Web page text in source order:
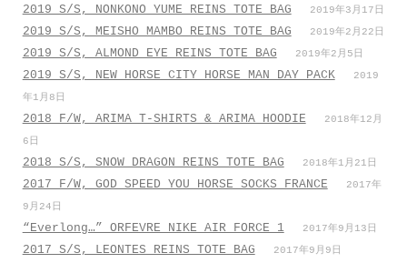
2019 S/S, NONKONO YUME REINS TOTE BAG 2019年3月17日
2019 S/S, MEISHO MAMBO REINS TOTE BAG 2019年2月22日
2019 S/S, ALMOND EYE REINS TOTE BAG 2019年2月5日
2019 S/S, NEW HORSE CITY HORSE MAN DAY PACK
2019
年1月8日
2018 F/W, ARIMA T-SHIRTS & ARIMA HOODIE
2018年12月
6日
2018 S/S, SNOW DRAGON REINS TOTE BAG 2018年1月21日
2017 F/W, GOD SPEED YOU HORSE SOCKS FRANCE
2017年
9月24日
“Everlong…” ORFEVRE NIKE AIR FORCE 1 2017年9月13日
2017 S/S, LEONTES REINS TOTE BAG 2017年9月9日